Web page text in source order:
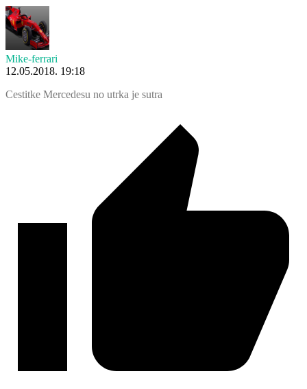
Mike-ferrari
12.05.2018. 19:18
Cestitke Mercedesu no utrka je sutra